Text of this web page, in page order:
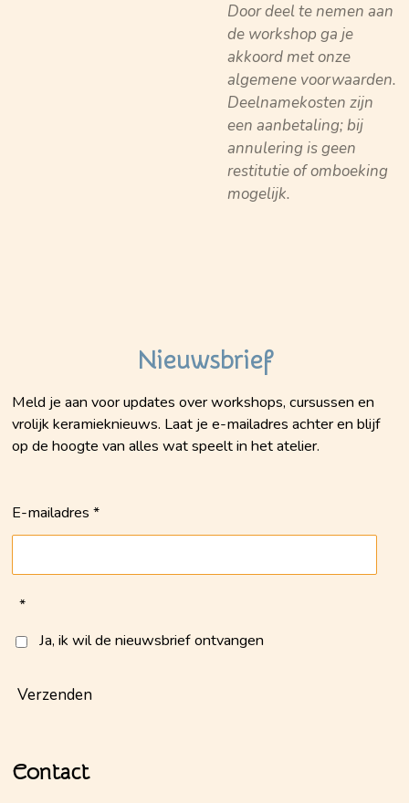
Door deel te nemen aan
de workshop ga je
akkoord met onze
algemene voorwaarden.
Deelnamekosten zijn
een aanbetaling; bij
annulering is geen
restitutie of omboeking
mogelijk.
Nieuwsbrief
Meld je aan voor updates over workshops, cursussen en
vrolijk keramieknieuws. Laat je e-mailadres achter en blijf
op de hoogte van alles wat speelt in het atelier.
E-mailadres *
*
Ja, ik wil de nieuwsbrief ontvangen
Verzenden
Contact